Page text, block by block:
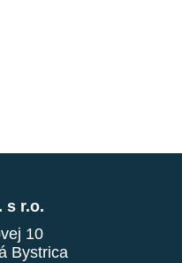
s r.o.
10
Bystrica